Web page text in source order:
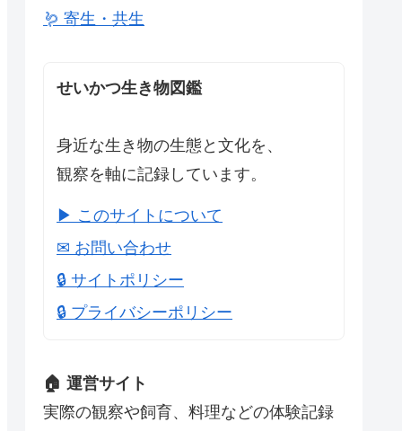
🪱 寄生・共生
せいかつ生き物図鑑
身近な生き物の生態と文化を、
観察を軸に記録しています。
▶ このサイトについて
✉ お問い合わせ
🔒 サイトポリシー
🔒 プライバシーポリシー
🏠 運営サイト
実際の観察や飼育、料理などの体験記録